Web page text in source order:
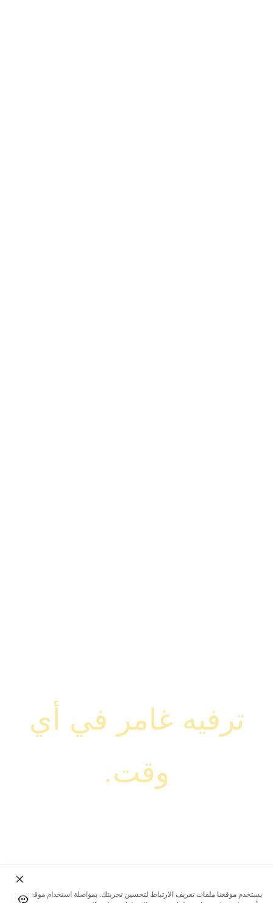
ترفيه غامر في أي
وقت.
يستخدم موقعنا ملفات تعريف الارتباط لتحسين تجربتك. بمواصلة استخدام موقعنا؛